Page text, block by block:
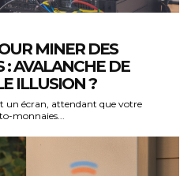
MINER DES
: AVALANCHE DE
ILLUSION ?
un écran, attendant que votre
monnaies...